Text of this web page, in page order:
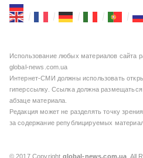
Использование любых материалов сайта
global-news.com.ua
Интернет-СМИ должны использовать
гиперссылку. Ссылка должна
абзаце материала.
Редакция может не разделять точку
за содержание републицируемых
© 2017 Copyright global-news.com.ua . All